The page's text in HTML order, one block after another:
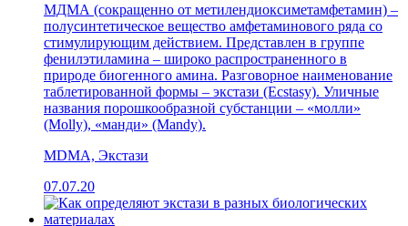
МДМА (сокращенно от метилендиоксиметамфетамин) –
полусинтетическое вещество амфетаминового ряда со
стимулирующим действием. Представлен в группе
фенилэтиламина – широко распространенного в
природе биогенного амина. Разговорное наименование
таблетированной формы – экстази (Ecstasy). Уличные
названия порошкообразной субстанции – «молли»
(Molly), «манди» (Mandy).
MDMA, Экстази
07.07.20